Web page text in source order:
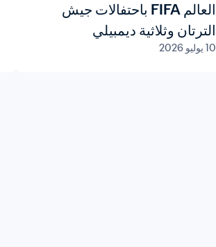
العالم FIFA باحتفالات جيش
الترتان وثلاثية ديمبيلي
10 يوليو 2026